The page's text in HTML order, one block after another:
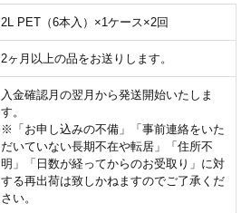
2L PET（6本入）×1ケース×2回
2ヶ月以上の品をお送りします。
入金確認月の翌月から発送開始いたしま
す。
※「お申し込みの不備」「事前連絡をいた
だいていない長期不在や転居」「住所不
明」「日数が経ってからのお受取り」に対
する再出荷は致しかねますのでご了承くだ
さい。